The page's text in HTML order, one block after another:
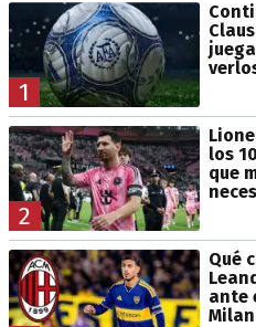
1
2
los
que
Qué
ante
Milan